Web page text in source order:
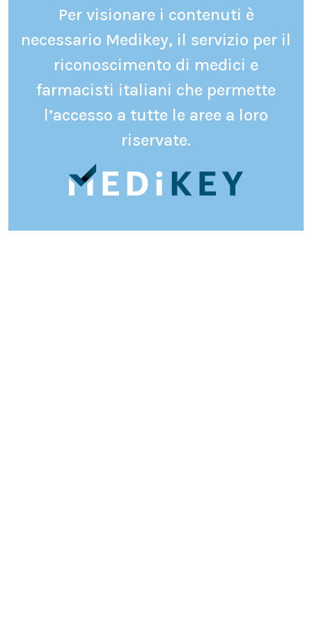
Per visionare i contenuti è
necessario Medikey, il servizio per il
riconoscimento di medici e
farmacisti italiani che permette
l’accesso a tutte le aree a loro
riservate.